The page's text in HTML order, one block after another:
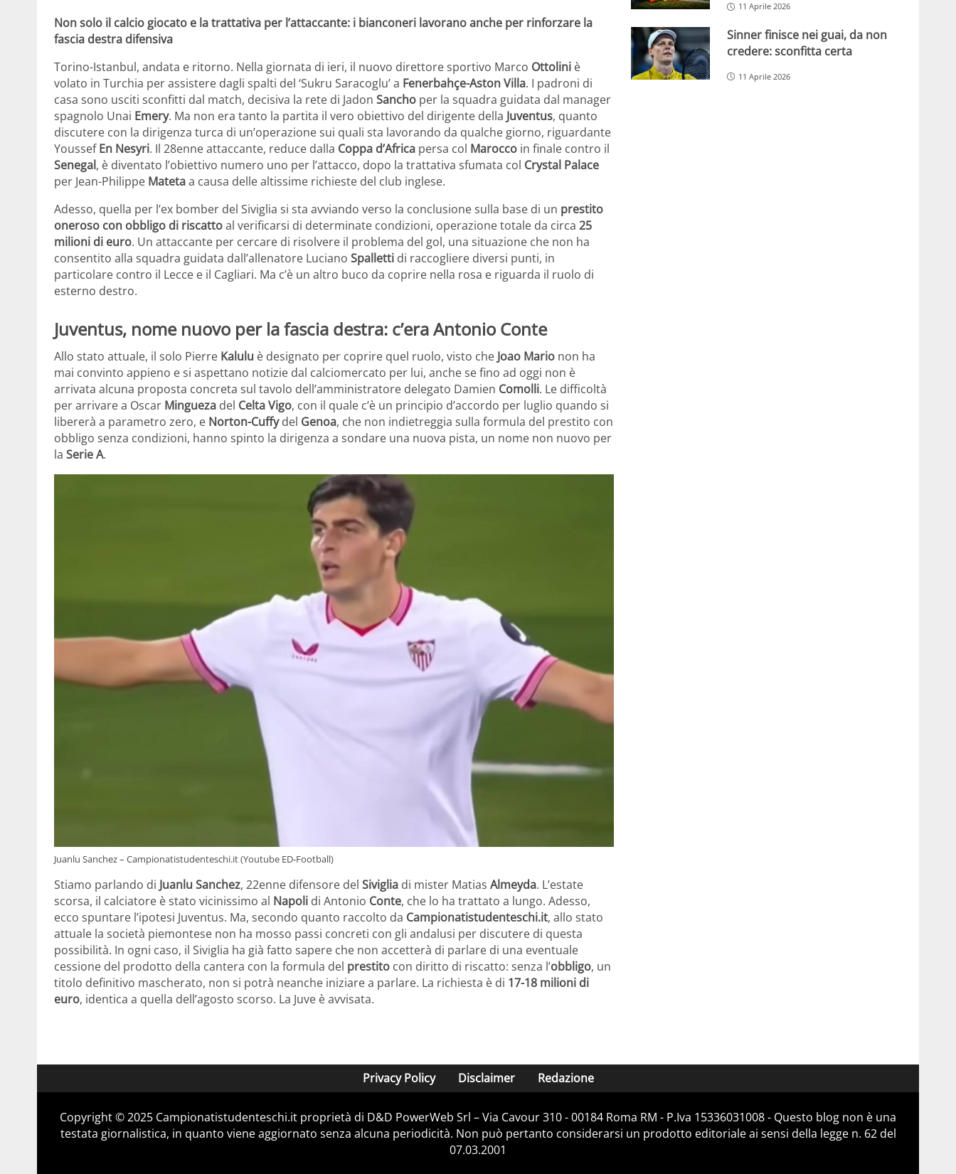
Non solo il calcio giocato e la trattativa per l’attaccante: i bianconeri lavorano anche per rinforzare la
fascia destra difensiva
Torino-Istanbul, andata e ritorno. Nella giornata di ieri, il nuovo direttore sportivo Marco Ottolini è
volato in Turchia per assistere dagli spalti del ‘Sukru Saracoglu’ a Fenerbahçe-Aston Villa. I padroni di
casa sono usciti sconfitti dal match, decisiva la rete di Jadon Sancho per la squadra guidata dal manager
spagnolo Unai Emery. Ma non era tanto la partita il vero obiettivo del dirigente della Juventus, quanto
discutere con la dirigenza turca di un’operazione sui quali sta lavorando da qualche giorno, riguardante
YoussefEn Nesyri. Il 28enne attaccante, reduce dalla Coppa d’Africa persa col Marocco in finale contro il
Senegal, è diventato l’obiettivo numero uno per l’attacco, dopo la trattativa sfumata col Crystal Palace
per Jean-Philippe Matetaa causa delle altissime richieste del club inglese.
Adesso, quella per l’ex bomber del Siviglia si sta avviando verso la conclusione sulla base di un prestito
oneroso con obbligo di riscattoal verificarsi di determinate condizioni, operazione totale da circa 25
milioni di euro. Un attaccante per cercare di risolvere il problema del gol, una situazione che non ha
consentito alla squadra guidata dall’allenatore Luciano Spalletti di raccogliere diversi punti, in
particolare contro il Lecce e il Cagliari. Ma c’è un altro buco da coprire nella rosa e riguarda il ruolo di
esterno destro.
Juventus, nome nuovo per la fascia destra: c’era Antonio Conte
Allo stato attuale, il solo Pierre Kalulu è designato per coprire quel ruolo, visto che Joao Mario non ha
mai convinto appieno e si aspettano notizie dal calciomercato per lui, anche se fino ad oggi non è
arrivata alcuna proposta concreta sul tavolo dell’amministratore delegato Damien Comolli. Le difficoltà
per arrivare a Oscar Mingueza del Celta Vigo, con il quale c’è un principio d’accordo per luglio quando si
libererà a parametro zero, e Norton-Cuffydel Genoa, che non indietreggia sulla formula del prestito con
obbligo senza condizioni, hanno spinto la dirigenza a sondare una nuova pista, un nome non nuovo per
la Serie A.
Juanlu Sanchez – Campionatistudenteschi.it (Youtube ED-Football)
Stiamo parlando di Juanlu Sanchez, 22enne difensore del Siviglia di mister Matias Almeyda. L’estate
scorsa, il calciatore è stato vicinissimo al Napoli di Antonio Conte, che lo ha trattato a lungo. Adesso,
ecco spuntare l’ipotesi Juventus. Ma, secondo quanto raccolto da Campionatistudenteschi.it, allo stato
attuale la società piemontese non ha mosso passi concreti con gli andalusi per discutere di questa
possibilità. In ogni caso, il Siviglia ha già fatto sapere che non accetterà di parlare di una eventuale
cessione del prodotto della cantera con la formula del prestito con diritto di riscatto: senza l’obbligo, un
titolo definitivo mascherato, non si potrà neanche iniziare a parlare. La richiesta è di 17-18 milioni di
euro, identica a quella dell’agosto scorso. La Juve è avvisata.
11 Aprile 2026
Sinner finisce nei guai, da non
credere: sconfitta certa
11 Aprile 2026
Privacy Policy Disclaimer Redazione
Copyright © 2025 Campionatistudenteschi.it proprietà di D&D PowerWeb Srl – Via Cavour 310 - 00184 Roma RM - P.Iva 15336031008 - Questo blog non è una
testata giornalistica, in quanto viene aggiornato senza alcuna periodicità. Non può pertanto considerarsi un prodotto editoriale ai sensi della legge n. 62 del
07.03.2001